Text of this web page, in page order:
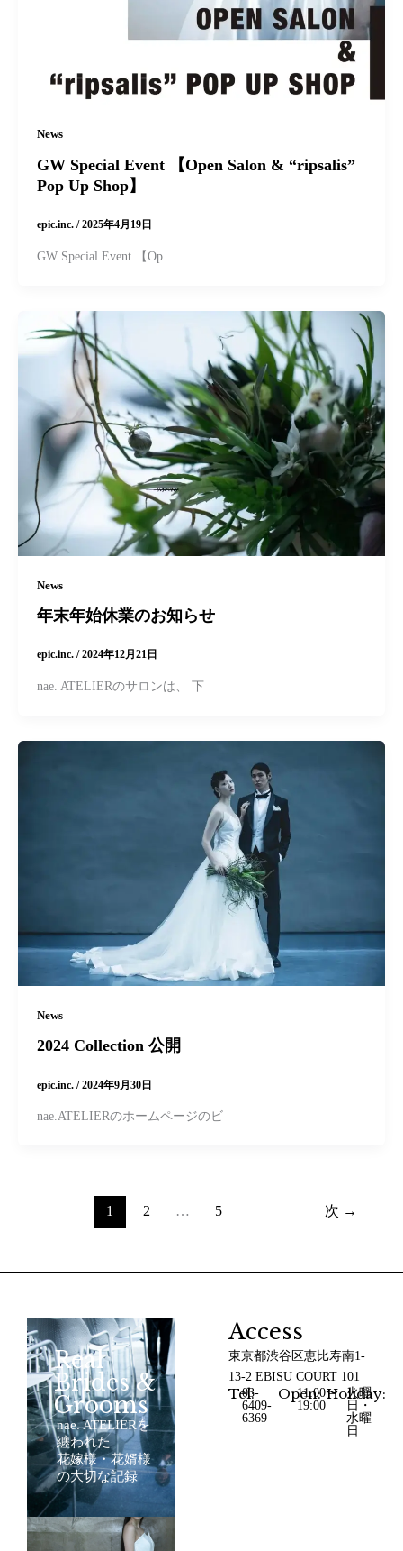
News
GW Special Event 【Open Salon & “ripsalis”
Pop Up Shop】
epic.inc. /2025年4月19日
GW Special Event 【Op
News
年末年始休業のお知らせ
epic.inc. /2024年12月21日
nae. ATELIERのサロンは、 下
News
2024 Collection 公開
epic.inc. /2024年9月30日
nae.ATELIERのホームページのビ
1 2 … 5 次 →
Real
Brides &
Grooms
nae. ATELIERを
纏われた
花嫁様・花婿様
の大切な記録
Access
東京都渋谷区恵比寿南1-
13-2 EBISU COURT 101
Tel:
03-
6409-
6369
Open:
11:00〜
19:00
Holiday:
火曜
日・
水曜
日